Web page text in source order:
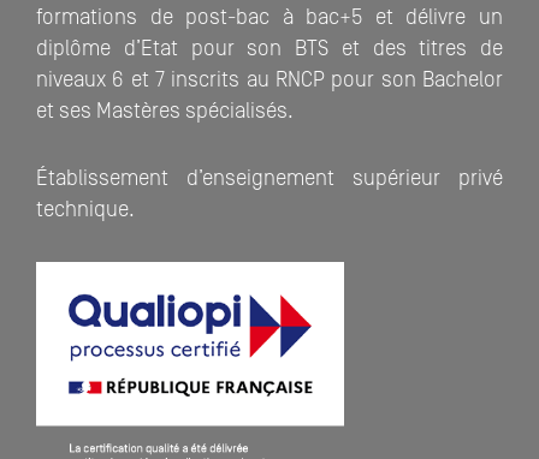
formations de post-bac à bac+5 et délivre un
diplôme d’Etat pour son BTS et des titres de
niveaux 6 et 7 inscrits au RNCP pour son Bachelor
et ses Mastères spécialisés.
Établissement d’enseignement supérieur privé
technique.